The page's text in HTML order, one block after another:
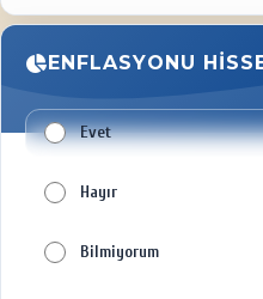
ENFLASYONU
Evet
Hayır
Bilmiyorum